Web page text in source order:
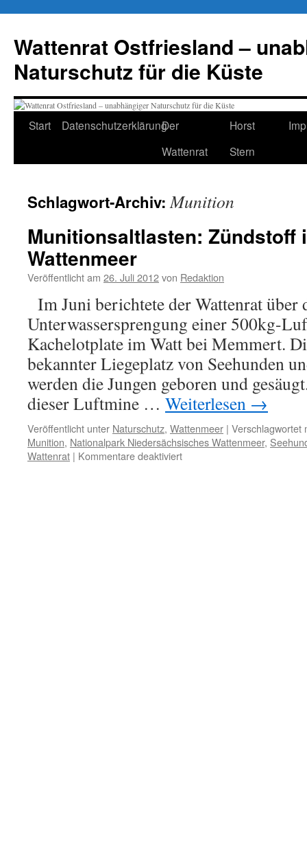
springen
Wattenrat Ostfriesland –
Naturschutz für die Küste
Start DatenschutzerklärungDer
Wattenrat
Horst
Stern
Schlagwort-Archiv:Munition
Munitionsaltlasten: Zündstoff
Wattenmeer
Veröffentlicht am 26. Juli 2012von Redaktion
Im Juni berichtete der Wattenrat über
Unterwassersprengung einer 500kg-
Kachelotplate im Watt bei Memmert.
bekannter Liegeplatz von Seehunden
werden die Jungen geboren und
dieser Luftmine … Weiterlesen →
Veröffentlicht unter Naturschutz, Wattenmeer | Verschlagwortet
Munition, Nationalpark Niedersächsisches Wattenmeer,
Wattenrat | Kommentare deaktiviertfür